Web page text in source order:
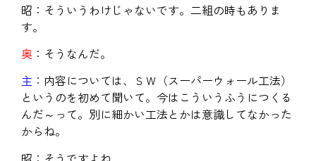
昭：そういうわけじゃないです。二組の時もありま
す。
奥 ：そうなんだ。
主 ：内容については、ＳＷ（スーパーウォール工法）
というのを初めて聞いて。今はこういうふうにつくる
んだ～って。別に細かい工法とかは意識してなかった
からね。